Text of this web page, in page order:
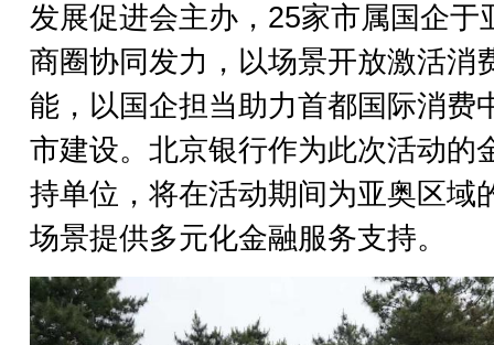
发展促进会主办，25家市属国企于
商圈协同发力，以场景开放激活消
能，以国企担当助力首都国际消费
市建设。北京银行作为此次活动的
持单位，将在活动期间为亚奥区域
场景提供多元化金融服务支持。